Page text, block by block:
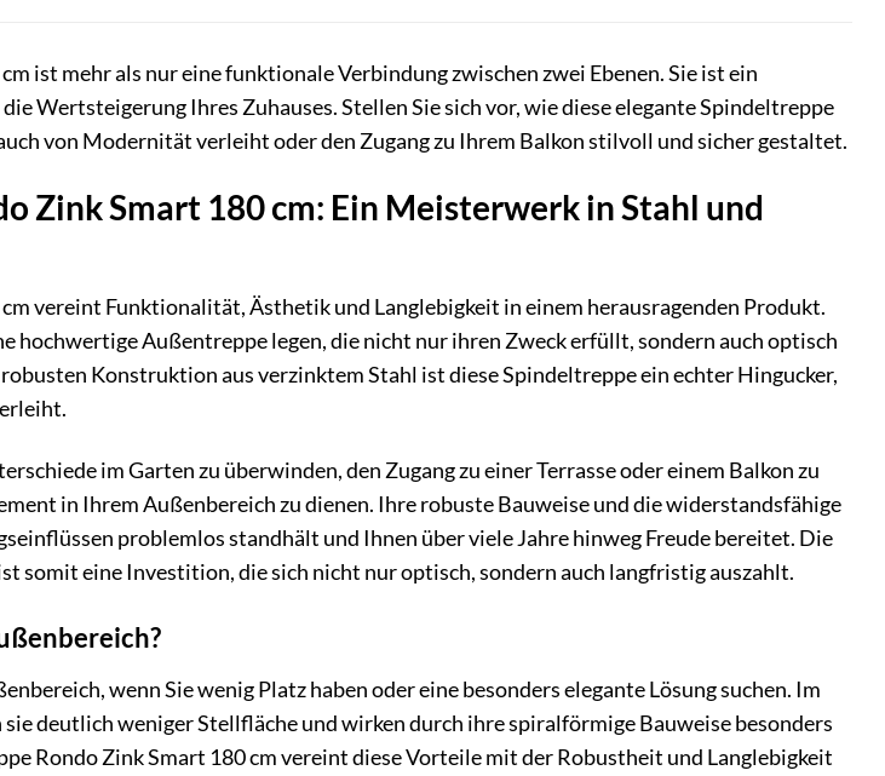
ist mehr als nur eine funktionale Verbindung zwischen zwei Ebenen. Sie ist ein
Wertsteigerung Ihres Zuhauses. Stellen Sie sich vor, wie diese elegante Spindeltreppe
von Modernität verleiht oder den Zugang zu Ihrem Balkon stilvoll und sicher gestaltet.
Zink Smart 180 cm: Ein Meisterwerk in Stahl und
vereint Funktionalität, Ästhetik und Langlebigkeit in einem herausragenden Produkt.
hochwertige Außentreppe legen, die nicht nur ihren Zweck erfüllt, sondern auch optisch
Konstruktion aus verzinktem Stahl ist diese Spindeltreppe ein echter Hingucker,
im Garten zu überwinden, den Zugang zu einer Terrasse oder einem Balkon zu
in Ihrem Außenbereich zu dienen. Ihre robuste Bauweise und die widerstandsfähige
problemlos standhält und Ihnen über viele Jahre hinweg Freude bereitet. Die
somit eine Investition, die sich nicht nur optisch, sondern auch langfristig auszahlt.
wenn Sie wenig Platz haben oder eine besonders elegante Lösung suchen. Im
sie deutlich weniger Stellfläche und wirken durch ihre spiralförmige Bauweise besonders
Rondo Zink Smart 180 cm vereint diese Vorteile mit der Robustheit und Langlebigkeit